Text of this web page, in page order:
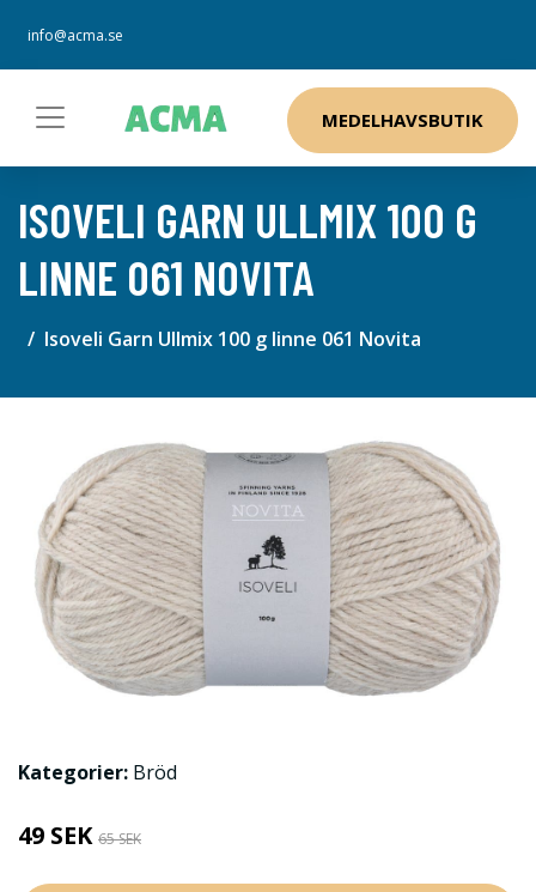
info@acma.se
MEDELHAVSBUTIK
ISOVELI GARN ULLMIX 100 G
LINNE 061 NOVITA
Isoveli Garn Ullmix 100 g linne 061 Novita
Kategorier: Bröd
49 SEK 65 SEK